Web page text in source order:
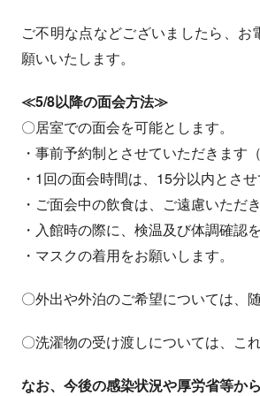
ご不明な点などございましたら、
願いいたします。
≪5/8以降の面会方法≫
〇居室での面会を可能とします。
・事前予約制とさせていただきます
・1回の面会時間は、15分以内とさ
・ご面会中の飲食は、ご遠慮いただ
・入館時の際に、検温及び体調確認
・マスクの着用をお願いします。
〇外出や外泊のご希望については、
〇洗濯物の受け渡しについては、こ
なお、今後の感染状況や厚労省等か